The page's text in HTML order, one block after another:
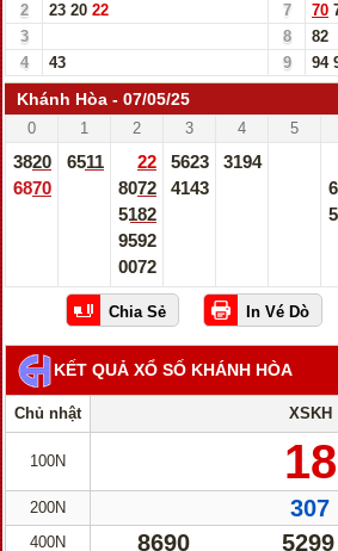
2
23 20 22 7 70
3
8
82
4
43 9 94
Khánh Hòa - 07/05/25
0 1 2 3 4 5
3820
6870
6511
22
8072
5182
9592
0072
5623
4143
3194
KẾT QUẢ XỔ SỐ KHÁNH HÒA
Chủ nhật XSKH
100N 18
200N 307
400N 8690 5299